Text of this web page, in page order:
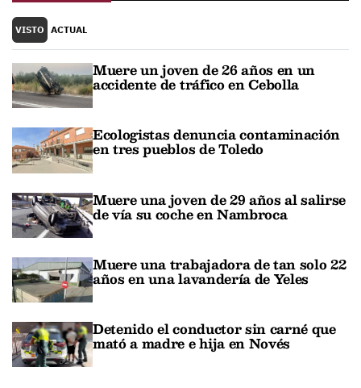
VISTO ACTUAL
Muere un joven de 26 años en un
accidente de tráfico en Cebolla
Ecologistas denuncia contaminación
en tres pueblos de Toledo
Muere una joven de 29 años al salirse
de vía su coche en Nambroca
Muere una trabajadora de tan solo 22
años en una lavandería de Yeles
Detenido el conductor sin carné que
mató a madre e hija en Novés